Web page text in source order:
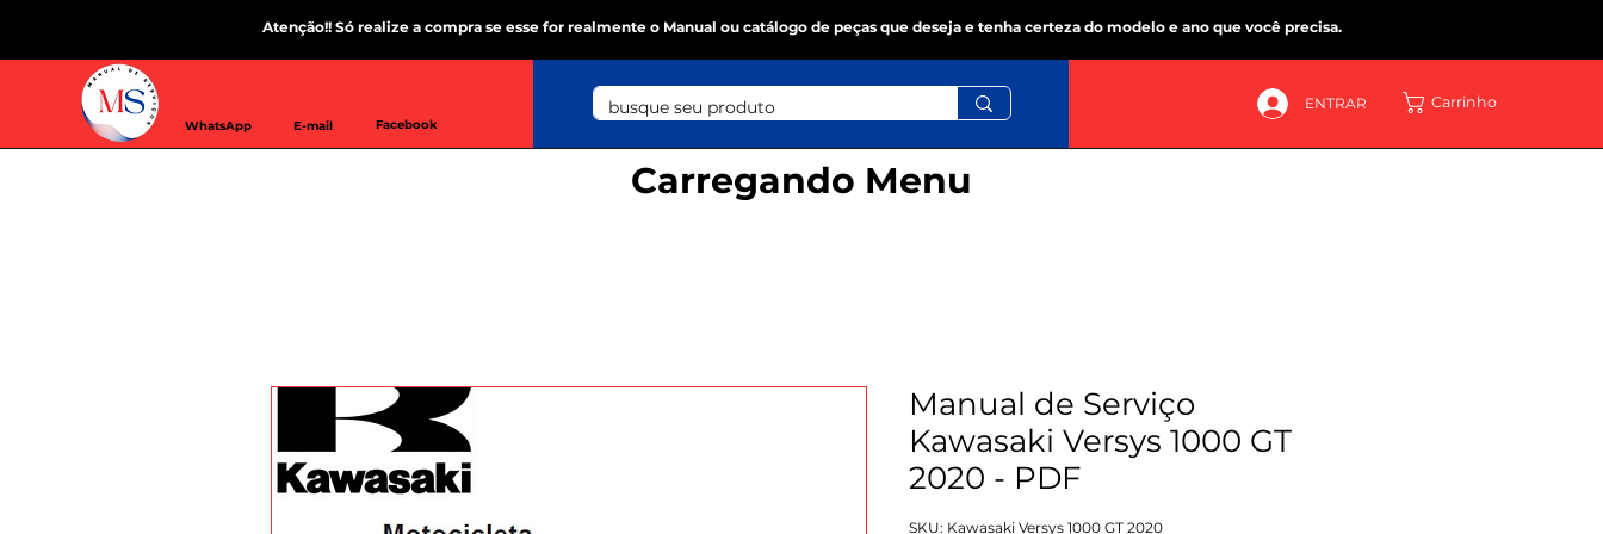
Atenção!! Só realize a compra se esse for realmente o Manual ou catálogo de peças que deseja e tenha certeza do modelo e ano que você precisa.
ENTRAR Carrinho
WhatsApp E-mail Facebook
Carregando Menu
Manual de Serviço
Kawasaki Versys 1000 GT
2020 - PDF
SKU: Kawasaki Versys 1000 GT 2020